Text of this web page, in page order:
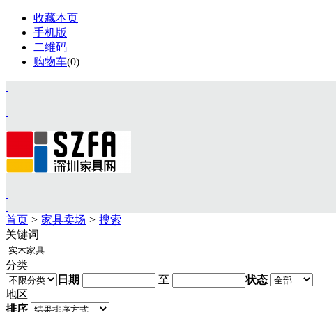
收藏本页
手机版
二维码
购物车(0)
首页
资讯
展会
设计
首页 > 家具卖场 > 搜索
关键词
分类
日期
至
状态
地区
排序